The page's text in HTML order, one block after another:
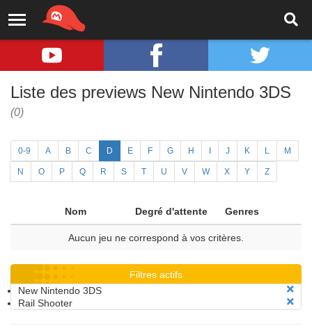
Liste des previews New Nintendo 3DS
(0)
0-9 A B C D E F G H J K L M
N O P Q R S T U V W X Y Z
Nom Degré d'attente Genres
Aucun jeu ne correspond à vos critères.
Filtres actifs
New Nintendo 3DS
Rail Shooter